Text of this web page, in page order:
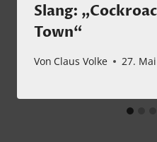
Slang:
Town“
Von Claus Volke 27.